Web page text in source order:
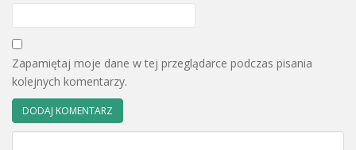
Zapamiętaj moje dane w tej przeglądarce podczas pisania
kolejnych komentarzy.